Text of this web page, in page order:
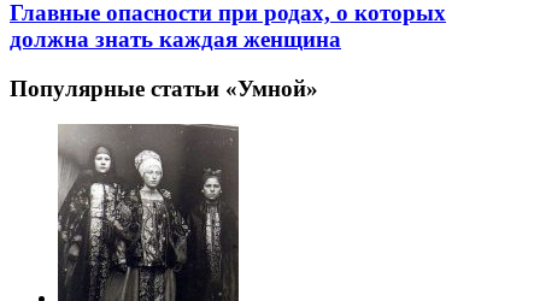
Главные опасности при родах, о которых
должна знать каждая женщина
Популярные статьи «Умной»